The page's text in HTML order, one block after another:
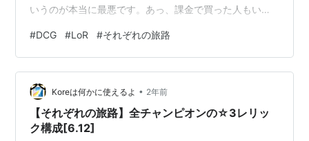
いうのが本当に最悪です。あっ、課金で買った人もいる
「上手に扱えるチャンピオンが少ないのでハズレ」と書
きましたが、こちらのレリックについてはどうお考えで
しょうか？ 誰に付けますか？ 逆に、付けるべきでないの
は誰？ 誰でも機能するおかげで判然としませんよね。で
もこの記事を読めば誰に付けるべきか分かります。 ちな
みに一番のおすすめはイブリンで…
#DCG #LoR #それぞれの旅路
Koreは何かに使えるよ • 2年前
【それぞれの旅路】全チャンピオンの☆3レリッ
ク構成[6.12]